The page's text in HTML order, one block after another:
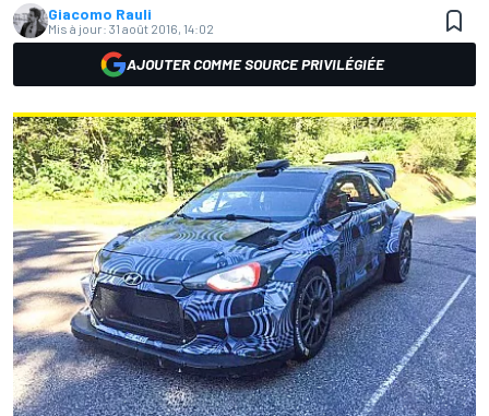
Giacomo Rauli
Mis à jour: 31 août 2016, 14:02
AJOUTER COMME SOURCE PRIVILÉGIÉE